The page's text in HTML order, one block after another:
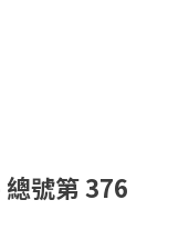
號第 376